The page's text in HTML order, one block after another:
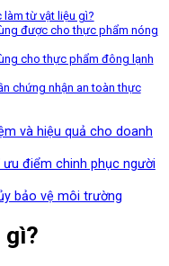
làm từ vật liệu gì?
được cho thực phẩm nóng
cho thực phẩm đông lạnh
chứng nhận an toàn thực
và hiệu quả cho doanh
điểm chinh phục người
bảo vệ môi trường
gì?